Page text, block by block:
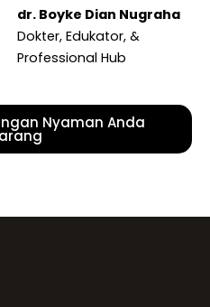
dr. Boyke Dian Nugraha
Dokter, Edukator, &
Professional Hub
Nyaman Anda